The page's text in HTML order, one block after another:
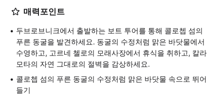
매력포인트
두브로브니크에서 출발하는 보트 투어를 통해 콜로쳅 섬의
푸른 동굴을 발견하세요. 동굴의 수정처럼 맑은 바닷물에서
수영하고, 고르네 첼로의 모래사장에서 휴식을 취하고, 칼라
모타의 자연 그대로의 절벽을 감상하세요.
콜로쳅 섬의 푸른 동굴의 수정처럼 맑은 바닷물 속으로 뛰어
들기